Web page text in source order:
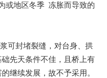
或地区冬季 冻胀而导致的
可封堵裂缝，对台身、拱
先天条件不佳，且桥上有
继续发展，故不予采用。